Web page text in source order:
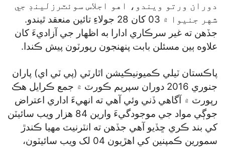
دوران ورتو ويندو، اهو اجلاس سوئٽرزلينڊ جي
شهر جنيوا ۾ 03 کان 28 جولاءِ تائين منعقد ٿيندو.
جڏهن ته غير سرڪاري ادارا به اظهار جي آزاديءَ کان
علاوه ٻين مسئلن بابت پنهنجون رپورٽون پيش ڪندا.
پاڪستان ٽيلي ڪميونيڪيشن اٿارٽي (پي ٽي اي) پاران
جنوري 2016 دوران سپريم ڪورٽ ۾ جمع ڪرايل هڪ
رپورٽ ۾ آگاهي ڏني وئي آهي ته انهيءَ اداري اعتراض
جوڳي مواد جي موجودگيءَ وارين 84 هزار ويب سائيٽن
کي بند ڪري ڇڏيو آهي جڏهن ته انٽرنيٽ مهيا ڪندڙ
سمورين ڪمپنين کي اهڙيون 04 لک ويب سائيٽون،